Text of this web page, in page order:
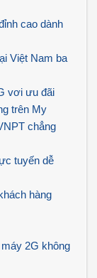
cao dành
Việt Nam ba
vơi ưu đãi
trên My
chẳng
tuyến dễ
hàng
2G không